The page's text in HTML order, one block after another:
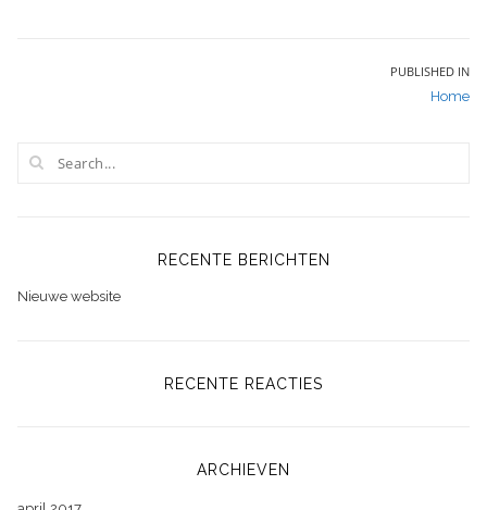
PUBLISHED IN
Home
RECENTE BERICHTEN
Nieuwe website
RECENTE REACTIES
ARCHIEVEN